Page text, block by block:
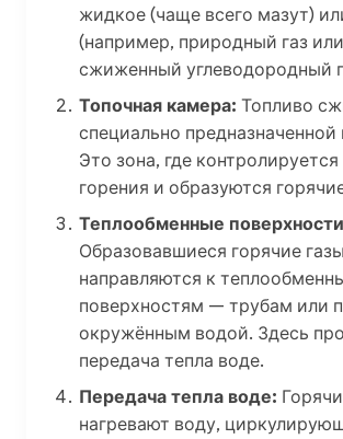
жидкое (чаще всего мазут)
(например, природный газ или
сжиженный углеводородный
Топочная камера: Топливо
специально предназначенной
Это зона, где
горения и образуются
Теплообменные
Образовавшиеся горячие газы
направляются к
поверхностям — трубам или
окружённым водой. Здесь
передача тепла воде.
Передача тепла воде:
нагревают воду,